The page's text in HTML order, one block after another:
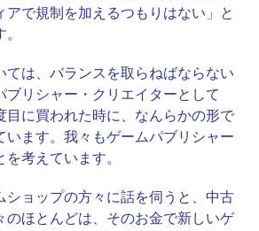
アで規制を加えるつもりはない」と
は、バランスを取らねばならない
ブリシャー・クリエイターとして
目に買われた時に、なんらかの形で
います。我々もゲームパブリシャー
考えています。
ョップの方々に話を伺うと、中古
のほとんどは、そのお金で新しいゲ